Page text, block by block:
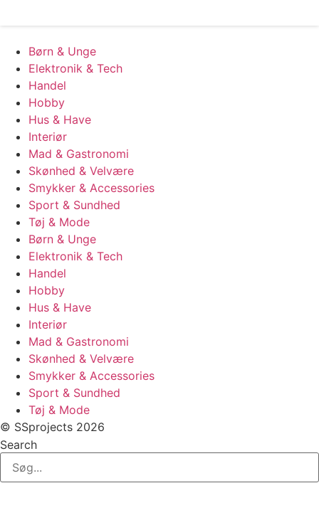
Børn & Unge
Elektronik & Tech
Handel
Hobby
Hus & Have
Interiør
Mad & Gastronomi
Skønhed & Velvære
Smykker & Accessories
Sport & Sundhed
Tøj & Mode
Børn & Unge
Elektronik & Tech
Handel
Hobby
Hus & Have
Interiør
Mad & Gastronomi
Skønhed & Velvære
Smykker & Accessories
Sport & Sundhed
Tøj & Mode
© SSprojects 2026
Search